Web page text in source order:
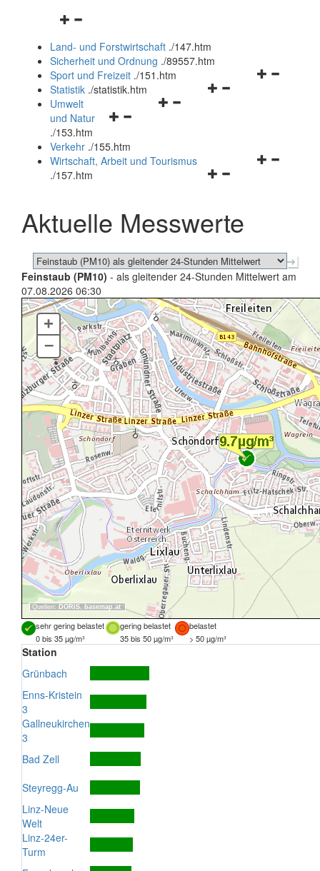
Navigationsmenü
und
schließen
Land- und Forstwirtschaft ./147.htm
Sicherheit und Ordnung ./89557.htm
Navigationsmenü
Sport und Freizeit ./151.htm
Navigationsmenü
Statistik ./statistik.htm
Navigationsmenü
und
schließen
Umwelt
und Natur
./153.htm
Verkehr ./155.htm
Navigationsmenü
schließen
Wirtschaft, Arbeit und Tourismus
./157.htm
Aktuelle Messwerte
Feinstaub (PM10) - als gleitender 24-Stunden Mittelwert am
07.08.2026 06:30
Quellen: DORIS, basemap.at
+
–
sehr gering belastet gering belastet
belastet
0 bis 35 µg/m³
35 bis 50 µg/m³ > 50 µg/m³
Station
Grünbach
Enns-Kristein
3
Gallneukirchen
3
Bad Zell
Steyregg-Au
Linz-Neue
Welt
Linz-24er-
Turm